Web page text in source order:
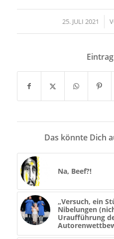
25. JULI 2021
/
Das könnte Dich
Na, Beef?!
„Versuch, ein
Nibelungen
Uraufführung